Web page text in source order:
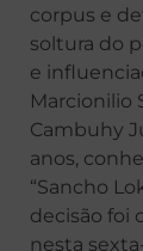
corpus e
soltura do
e
Marcionilio
Cambuhy
anos,
“Sancho
decisão foi
nesta